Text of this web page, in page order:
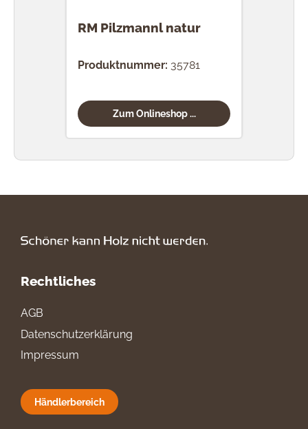
RM Pilzmannl natur
Produktnummer: 35781
Zum Onlineshop ...
Rechtliches
AGB
Datenschutzerklärung
Impressum
Händlerbereich